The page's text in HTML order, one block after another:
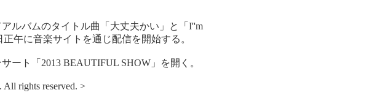
ルバムのタイトル曲「大丈夫かい」と「I''m
午に音楽サイトを通じ配信を開始する。
ート「2013 BEAUTIFUL SHOW」を開く。
rights reserved. >